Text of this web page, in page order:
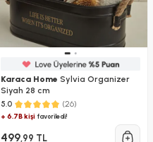
Karaca Home Sylvia Organizer
Siyah 28 cm
5.0 (26)
+ 6.7B kişifavoriledi!
499,99 TL